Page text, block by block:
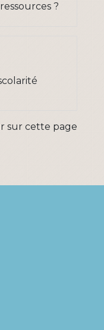
?
sur cette page